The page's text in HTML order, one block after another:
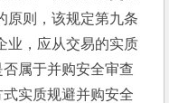
原则，该规定第九条
业，应从交易的实质
属于并购安全审查
实质规避并购安全